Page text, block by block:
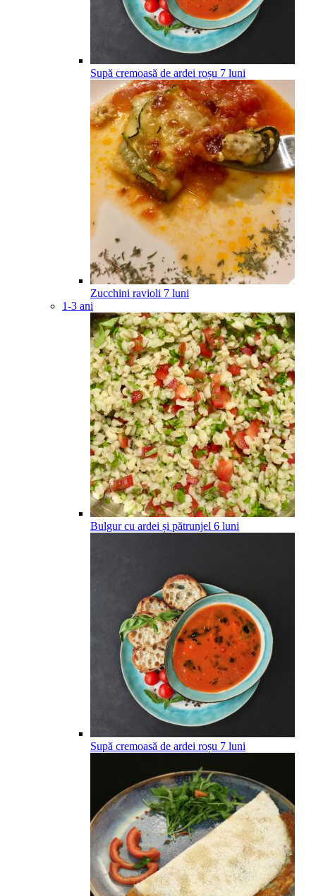
Supă cremoasă de ardei roșu 7 luni
Zucchini ravioli 7 luni
1-3 ani
Bulgur cu ardei și pătrunjel 6 luni
Supă cremoasă de ardei roșu 7 luni